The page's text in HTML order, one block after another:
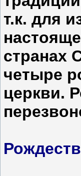
т.к. для
странах
четыре
церкви.